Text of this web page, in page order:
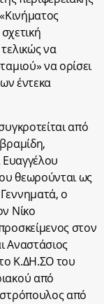
να
να ορίσει
έντεκα
από
Ευαγγέλου
θεωρούνται ως
ο
Νίκο
στον
Αναστάσιος
Κ.ΔΗ.ΣΟ του
από
από